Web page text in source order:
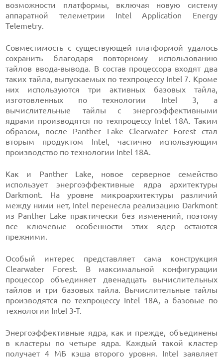
возможности платформы, включая новую систему
аппаратной телеметрии Intel Application Energy
Telemetry.
Совместимость с существующей платформой удалось
сохранить благодаря повторному использованию
тайлов ввода-вывода. В состав процессора входят два
таких тайла, выпускаемых по техпроцессу Intel 7. Кроме
них используются три активных базовых тайла,
изготовленных по технологии Intel 3, а
вычислительные тайлы с энергоэффективными
ядрами производятся по техпроцессу Intel 18A. Таким
образом, после Panther Lake Clearwater Forest стал
вторым продуктом Intel, частично использующим
производство по технологии Intel 18A.
Как и Panther Lake, новое серверное семейство
использует энергоэффективные ядра архитектуры
Darkmont. На уровне микроархитектуры различий
между ними нет, Intel перенесла реализацию Darkmont
из Panther Lake практически без изменений, поэтому
все ключевые особенности этих ядер остаются
прежними.
Особый интерес представляет сама конструкция
Clearwater Forest. В максимальной конфигурации
процессор объединяет двенадцать вычислительных
тайлов и три базовых тайла. Вычислительные тайлы
производятся по техпроцессу Intel 18A, а базовые по
технологии Intel 3-T.
Энергоэффективные ядра, как и прежде, объединены
в кластеры по четыре ядра. Каждый такой кластер
получает 4 МБ кэша второго уровня. Intel заявляет